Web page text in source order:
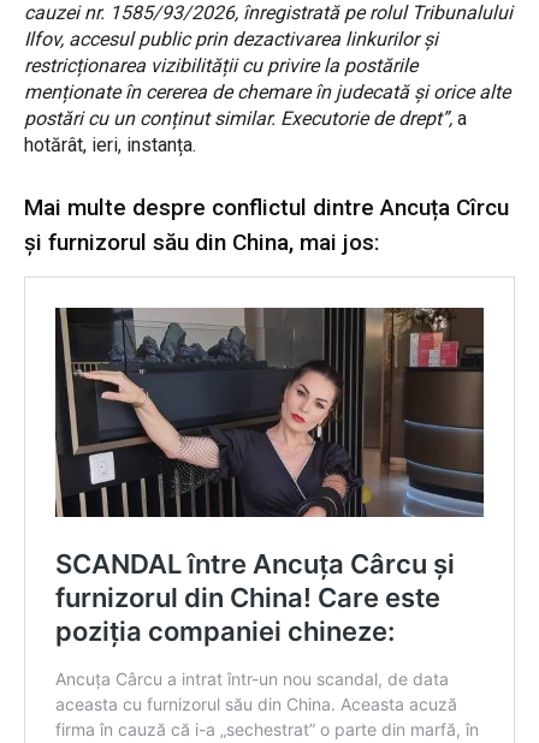
cauzei nr. 1585/93/2026, înregistrată pe rolul Tribunalului
Ilfov, accesul public prin dezactivarea linkurilor și
restricționarea vizibilității cu privire la postările
menționate în cererea de chemare în judecată și orice alte
postări cu un conținut similar. Executorie de drept”, a
hotărât, ieri, instanța.
Mai multe despre conflictul dintre Ancuța Cîrcu
și furnizorul său din China, mai jos: